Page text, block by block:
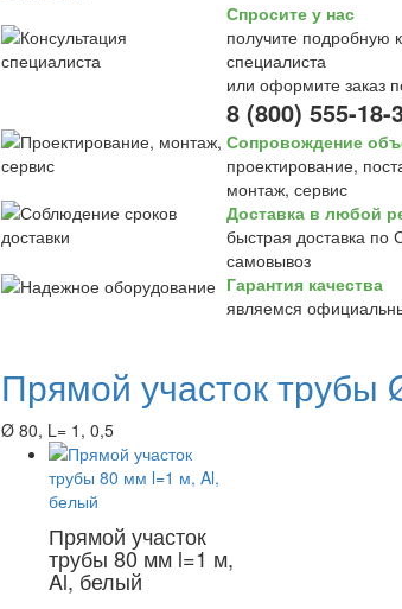
Спросите у нас
получите подробную
специалиста
или оформите заказ
8 (800) 555-18-
Сопровождение
проектирование,
монтаж, сервис
Доставка в любой
быстрая доставка по
самовывоз
Гарантия качества
являемся
Прямой участок трубы
Ø 80, L= 1, 0,5
Прямой участок
трубы 80 мм l=1 м,
Al, белый